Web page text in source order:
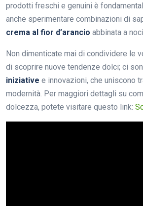
prodotti freschi e genuini è
anche sperimentare combinazioni di
crema al fior d’arancio abbinata a
Non dimenticate mai di condividere le
di scoprire nuove tendenze dolci; ci
iniziative e innovazioni, che uniscono
modernità. Per maggiori dettagli su
dolcezza, potete visitare questo link: